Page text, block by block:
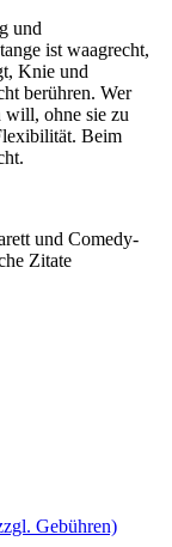
und
ist waagrecht,
Knie und
berühren. Wer
will, ohne sie zu
Beim
und Comedy-
Zitate
Gebühren)